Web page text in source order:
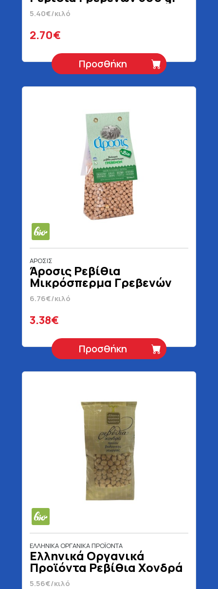
5.40€/κιλό
2.70€
Προσθήκη
ΑΡΟΣΙΣ
Άροσις Ρεβίθια
Μικρόσπερμα Γρεβενών
Βιολογικά 500 gr
6.76€/κιλό
3.38€
Προσθήκη
ΕΛΛΗΝΙΚΑ ΟΡΓΑΝΙΚΑ ΠΡΟΪΟΝΤΑ
Ελληνικά Οργανικά
Προϊόντα Ρεβίθια Χονδρά
Βιολογικά 500 gr
5.56€/κιλό